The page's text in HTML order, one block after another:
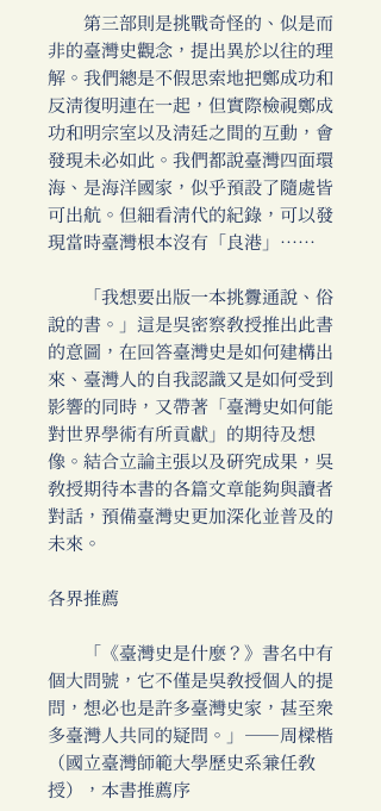
第三部則是挑戰奇怪的、似是而
非的臺灣史觀念，提出異於以往的理
解。我們總是不假思索地把鄭成功和
反清復明連在一起，但實際檢視鄭成
功和明宗室以及清廷之間的互動，會
發現未必如此。我們都說臺灣四面環
海、是海洋國家，似乎預設了隨處皆
可出航。但細看清代的紀錄，可以發
現當時臺灣根本沒有「良港」……
「我想要出版一本挑釁通說、俗
說的書。」這是吳密察教授推出此書
的意圖，在回答臺灣史是如何建構出
來、臺灣人的自我認識又是如何受到
影響的同時，又帶著「臺灣史如何能
對世界學術有所貢獻」的期待及想
像。結合立論主張以及研究成果，吳
教授期待本書的各篇文章能夠與讀者
對話，預備臺灣史更加深化並普及的
未來。
各界推薦
「《臺灣史是什麼？》書名中有
個大問號，它不僅是吳教授個人的提
問，想必也是許多臺灣史家，甚至眾
多臺灣人共同的疑問。」──周樑楷
（國立臺灣師範大學歷史系兼任教
授），本書推薦序